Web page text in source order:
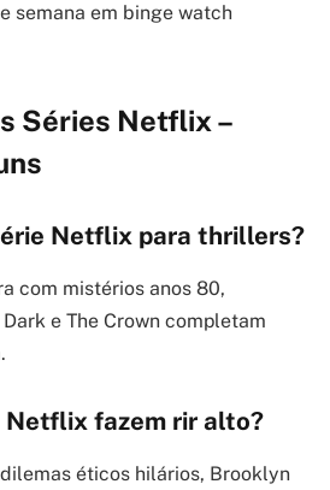
semana em binge watch
Séries Netflix –
Netflix para thrillers?
com mistérios anos 80,
e The Crown completam
Netflix fazem rir alto?
éticos hilários, Brooklyn